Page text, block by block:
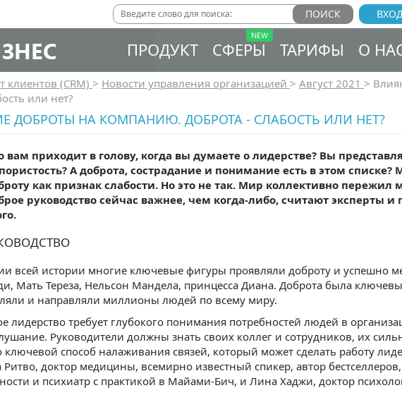
ПРОДУКТ СФЕРЫ ТАРИФЫ О
клиентов (CRM) > Новости управления организацией > Август 2021 >
или нет?
ДОБРОТЫ НА КОМПАНИЮ. ДОБРОТА - СЛАБОСТЬ ИЛИ НЕТ?
вам приходит в голову, когда вы думаете о лидерстве? Вы
А доброта, сострадание и понимание есть в этом
как признак слабости. Но это не так. Мир коллективно пережил
руководство сейчас важнее, чем когда-либо, считают эксперты и
всей истории многие ключевые фигуры проявляли доброту и успешно
Мать Тереза, Нельсон Мандела, принцесса Диана. Доброта была
и направляли миллионы людей по всему миру.
лидерство требует глубокого понимания потребностей людей в
Руководители должны знать своих коллег и сотрудников, их
ключевой способ налаживания связей, который может сделать работу
Ритво, доктор медицины, всемирно известный спикер, автор бестселлеров,
и психиатр с практикой в Майами-Бич, и Лина Хаджи, доктор